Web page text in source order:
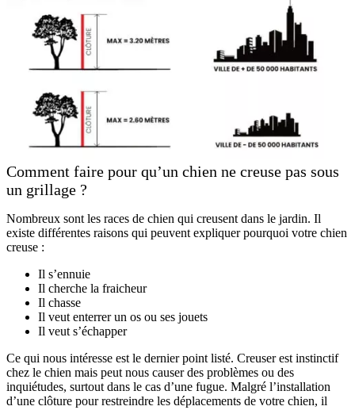
Comment faire pour qu’un chien ne creuse pas sous
un grillage ?
Nombreux sont les races de chien qui creusent dans le jardin. Il
existe différentes raisons qui peuvent expliquer pourquoi votre chien
creuse :
Il s’ennuie
Il cherche la fraicheur
Il chasse
Il veut enterrer un os ou ses jouets
Il veut s’échapper
Ce qui nous intéresse est le dernier point listé. Creuser est instinctif
chez le chien mais peut nous causer des problèmes ou des
inquiétudes, surtout dans le cas d’une fugue. Malgré l’installation
d’une clôture pour restreindre les déplacements de votre chien, il